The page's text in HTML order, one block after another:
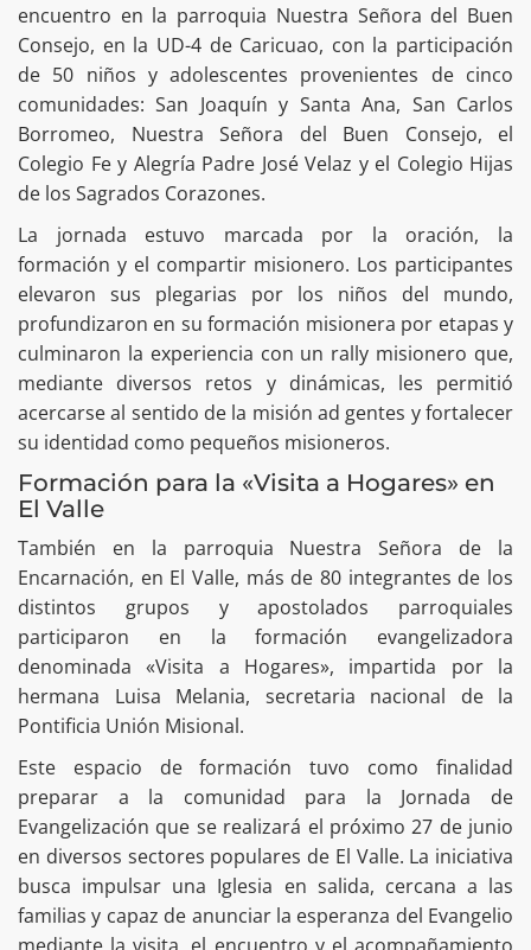
encuentro en la parroquia Nuestra Señora del Buen
Consejo, en la UD-4 de Caricuao, con la participación
de 50 niños y adolescentes provenientes de cinco
comunidades: San Joaquín y Santa Ana, San Carlos
Borromeo, Nuestra Señora del Buen Consejo, el
Colegio Fe y Alegría Padre José Velaz y el Colegio Hijas
de los Sagrados Corazones.
La jornada estuvo marcada por la oración, la
formación y el compartir misionero. Los participantes
elevaron sus plegarias por los niños del mundo,
profundizaron en su formación misionera por etapas y
culminaron la experiencia con un rally misionero que,
mediante diversos retos y dinámicas, les permitió
acercarse al sentido de la misión ad gentes y fortalecer
su identidad como pequeños misioneros.
Formación para la «Visita a Hogares» en
El Valle
También en la parroquia Nuestra Señora de la
Encarnación, en El Valle, más de 80 integrantes de los
distintos grupos y apostolados parroquiales
participaron en la formación evangelizadora
denominada «Visita a Hogares», impartida por la
hermana Luisa Melania, secretaria nacional de la
Pontificia Unión Misional.
Este espacio de formación tuvo como finalidad
preparar a la comunidad para la Jornada de
Evangelización que se realizará el próximo 27 de junio
en diversos sectores populares de El Valle. La iniciativa
busca impulsar una Iglesia en salida, cercana a las
familias y capaz de anunciar la esperanza del Evangelio